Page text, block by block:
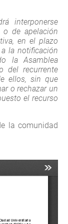
interponerse
o de apelación
en el plazo
la notificación
la Asamblea
del recurrente
ellos, sin que
o rechazar un
el recurso
la comunidad